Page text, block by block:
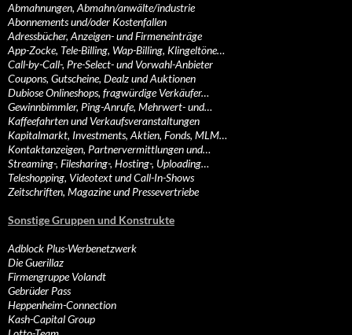
Abmahnungen, Abmahn/anwälte/industrie
Abonnements und/oder Kostenfallen
Adressbücher, Anzeigen- und Firmeneinträge
App-Zocke, Tele-Billing, Wap-Billing, Klingeltöne…
Call-by-Call-, Pre-Select- und Vorwahl-Anbieter
Coupons, Gutscheine, Dealz und Auktionen
Dubiose Onlineshops, fragwürdige Verkäufer…
Gewinnbimmler, Ping-Anrufe, Mehrwert- und…
Kaffeefahrten und Verkaufsveranstaltungen
Kapitalmarkt, Investments, Aktien, Fonds, MLM…
Kontaktanzeigen, Partnervermittlungen und…
Streaming-, Filesharing-, Hosting-, Uploading…
Teleshopping, Videotext und Call-In-Shows
Zeitschriften, Magazine und Pressevertriebe
Sonstige Gruppen und Konstrukte
Adblock Plus-Werbenetzwerk
Die Guerillaz
Firmengruppe Volandt
Gebrüder Pass
Heppenheim-Connection
Kash-Capital Group